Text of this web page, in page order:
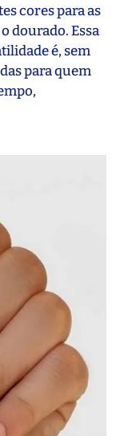
cores para as
dourado. Essa
é, sem
para quem